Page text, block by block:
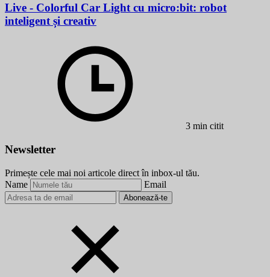
Live - Colorful Car Light cu micro:bit: robot
inteligent și creativ
3 min citit
Newsletter
Primește cele mai noi articole direct în inbox-ul tău.
Name
Email
Abonează-te